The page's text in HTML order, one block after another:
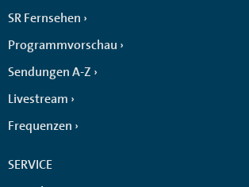
SR Fernsehen
Programmvorschau
Sendungen A-Z
Livestream
Frequenzen
SERVICE